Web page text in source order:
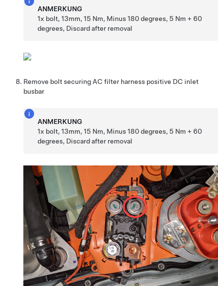
ANMERKUNG
1x bolt, 13mm, 15 Nm, Minus 180 degrees, 5 Nm + 60
degrees, Discard after removal
Remove bolt securing AC filter harness positive DC inlet
busbar
ANMERKUNG
1x bolt, 13mm, 15 Nm, Minus 180 degrees, 5 Nm + 60
degrees, Discard after removal